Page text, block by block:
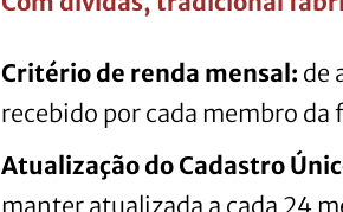
Critério de renda mensal: de
recebido por cada membro da
Atualização do Cadastro
manter atualizada a cada 24